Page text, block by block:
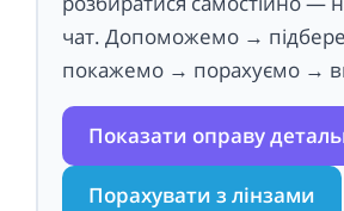
чат. Допоможемо →
покажемо → порахуємо →
Показати оправу
Порахувати з лінзами